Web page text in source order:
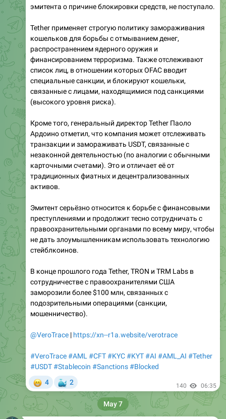
эмитента о причине блокировки средств, не поступало.
Tether применяет строгую политику замораживания
кошельков для борьбы с отмыванием денег,
распространением ядерного оружия и
финансированием терроризма. Также отслеживают
список лиц, в отношении которых OFAC вводит
специальные санкции, и блокируют кошельки,
связанные с лицами, находящимися под санкциями
(высокого уровня риска).
Кроме того, генеральный директор Tether Паоло
Ардоино отметил, что компания может отслеживать
транзакции и замораживать USDT, связанные с
незаконной деятельностью (по аналогии с обычными
карточными счетами). Это и отличает её от
традиционных фиатных и децентрализованных
активов.
Эмитент серьёзно относится к борьбе с финансовыми
преступлениями и продолжит тесно сотрудничать с
правоохранительными органами по всему миру, чтобы
не дать злоумышленникам использовать технологию
стейблкоинов.
В конце прошлого года Tether, TRON и TRM Labs в
сотрудничестве с правоохранителями США
заморозили более $100 млн, связанных с
подозрительными операциями (санкции,
мошенничество).
@VeroTrace | https://xn--r1a.website/verotrace
#VeroTrace#AML #CFT#KYC#KYT#AI #AML_AI #Tether
#USDT#Stablecoin #Sanctions#Blocked
4 2 140 06:35
May 7